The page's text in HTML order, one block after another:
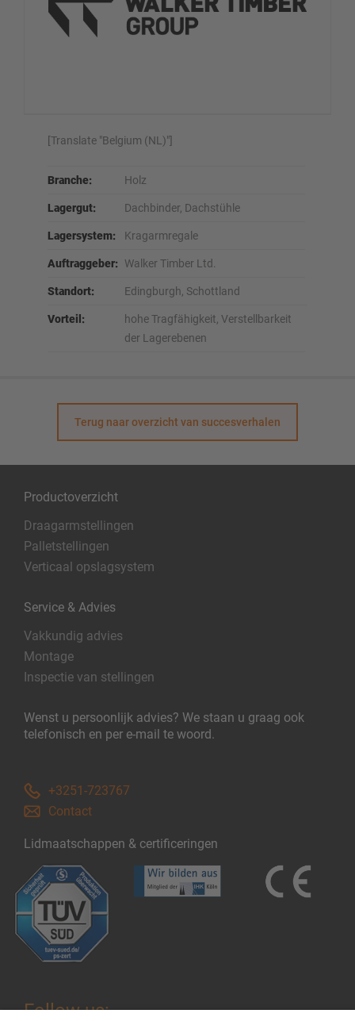
[Translate "Belgium (NL)"]
Branche: Holz
Lagergut: Dachbinder, Dachstühle
Lagersystem: Kragarmregale
Auftraggeber: Walker Timber Ltd.
Standort: Edingburgh, Schottland
Vorteil:
hohe Tragfähigkeit, Verstellbarkeit
der Lagerebenen
Terug naar overzicht van succesverhalen
Productoverzicht
Draagarmstellingen
Palletstellingen
Verticaal opslagsystem
Service & Advies
Vakkundig advies
Montage
Inspectie van stellingen
Wenst u persoonlijk advies? We staan u graag ook
telefonisch en per e-mail te woord.
+3251-723767
Contact
Lidmaatschappen & certificeringen
Follow us: